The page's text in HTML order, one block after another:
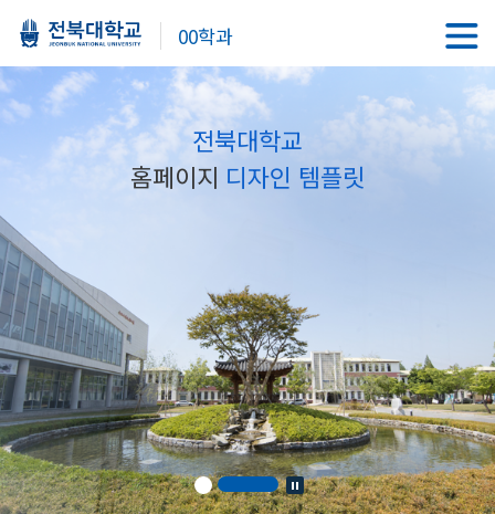
00학과
전북대학교
홈페이지 디자인 템플릿